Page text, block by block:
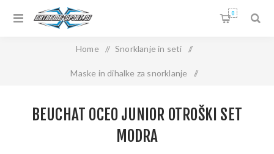
0
Home / Snorklanje in seti /
Maske in dihalke za snorklanje /
Beuchat Oceo Junior otroški set modra
BEUCHAT OCEO JUNIOR OTROŠKI SET
MODRA